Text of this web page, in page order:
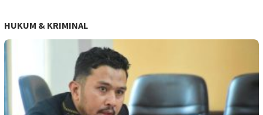
HUKUM & KRIMINAL